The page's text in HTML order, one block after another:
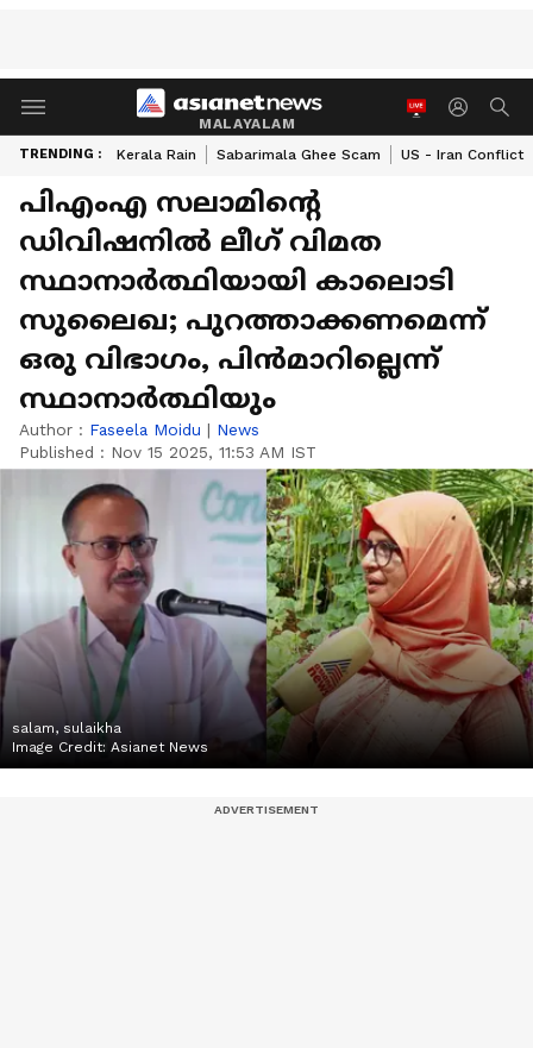
MALAYALAM
TRENDING : Kerala Rain Sabarimala Ghee Scam US - Iran Conflict
പിഎംഎ സലാമിൻ്റെ
ഡിവിഷനിൽ ലീഗ് വിമത
സ്ഥാനാര്‍ത്ഥിയായി കാലൊടി
സുലൈഖ; പുറത്താക്കണമെന്ന്
ഒരു വിഭാ​ഗം, പിൻമാറില്ലെന്ന്
സ്ഥാനാർത്ഥിയും
Author : Faseela Moidu | News
Published : Nov 15 2025, 11:53 AM IST
salam, sulaikha
Image Credit: Asianet News